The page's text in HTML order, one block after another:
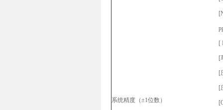
[
[
[
[
系统精度（±1位数）